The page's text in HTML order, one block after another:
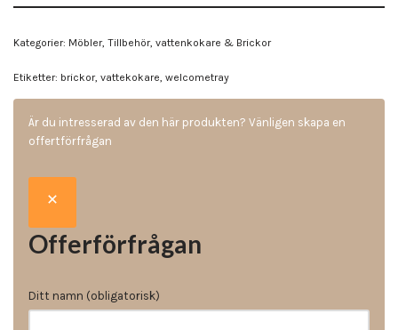
Kategorier: Möbler, Tillbehör, vattenkokare & Brickor
Etiketter: brickor, vattekokare, welcometray
Är du intresserad av den här produkten? Vänligen skapa en
offertförfrågan
Offerförfrågan
Ditt namn (obligatorisk)